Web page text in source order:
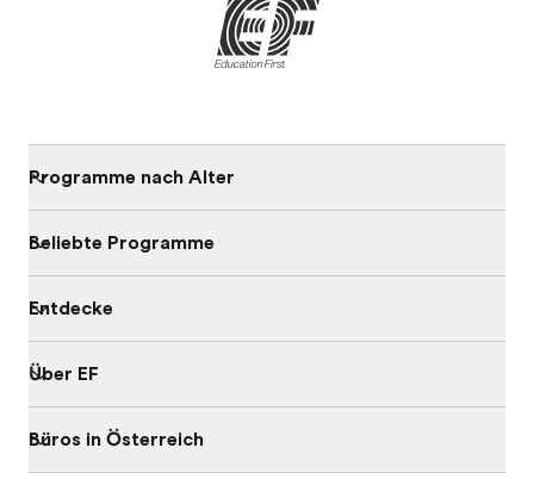
Programme nach Alter
Beliebte Programme
Entdecke
Über EF
Büros in Österreich